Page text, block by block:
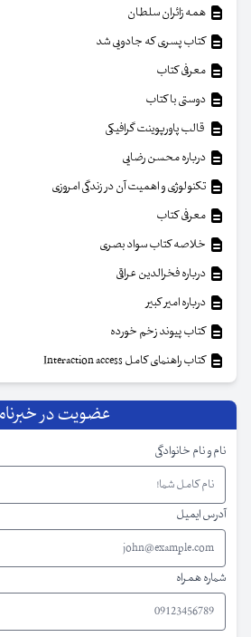
همه زائران سلطان
کتاب پسری که جادویی شد
معرفی کتاب
دوستی با کتاب
قالب پاورپوینت گرافیکی
درباره محسن رضایی
تکنولوژی و اهمیت آن در زندگی امروزی
معرفی کتاب
خلاصه کتاب سواد بصری
درباره فخرالدین عراقی
درباره امیر کبیر
کتاب پیوند زخم خورده
کتاب راهنمای کامل Interaction access
عضویت در
نام و نام خانوادگی
آدرس ایمیل
شماره همراه